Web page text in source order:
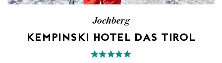
Jochberg
KEMPINSKI HOTEL DAS TIROL